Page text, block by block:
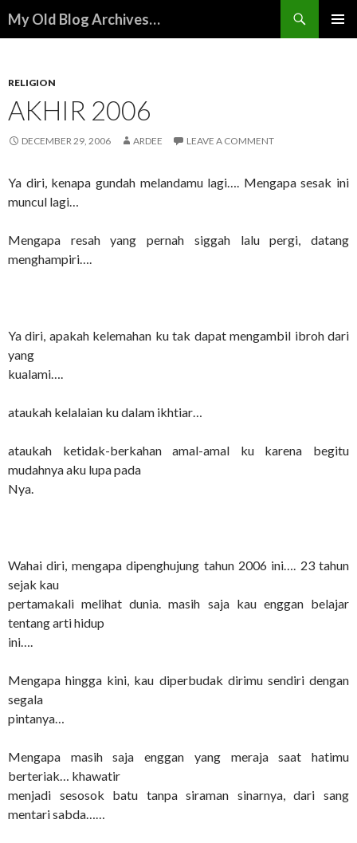
My Old Blog Archives…
RELIGION
AKHIR 2006
DECEMBER 29, 2006 ARDEE LEAVE A COMMENT
Ya diri, kenapa gundah melandamu lagi…. Mengapa sesak ini
muncul lagi…
Mengapa resah yang pernah siggah lalu pergi, datang
menghampiri….
Ya diri, apakah kelemahan ku tak dapat mengambil ibroh dari
yang
kualami….
ataukah kelalaian ku dalam ikhtiar…
ataukah ketidak-berkahan amal-amal ku karena begitu
mudahnya aku lupa pada
Nya.
Wahai diri, mengapa dipenghujung tahun 2006 ini…. 23 tahun
sejak kau
pertamakali melihat dunia. masih saja kau enggan belajar
tentang arti hidup
ini….
Mengapa hingga kini, kau diperbudak dirimu sendiri dengan
segala
pintanya…
Mengapa masih saja enggan yang meraja saat hatimu
berteriak… khawatir
menjadi sesosok batu tanpa siraman sinarnya, dari sang
mentari sabda……